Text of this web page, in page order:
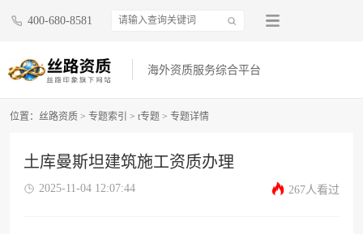
400-680-8581
海外资质服务综合平台
位置： 丝路资质 > 专题索引 > t专题 > 专题详情
土库曼斯坦建筑施工资质办理
2025-11-04 12:07:44 267人看过